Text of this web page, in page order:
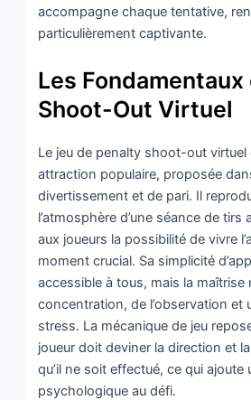
accompagne chaque tentative,
particulièrement captivante.
Les
Shoot-Out Virtuel
Le jeu de penalty shoot-out virtuel
attraction populaire, proposée
divertissement et de pari. Il
l’atmosphère d’une séance de
aux joueurs la possibilité de vivre
moment crucial. Sa simplicité
accessible à tous, mais la maîtrise
concentration, de l’observation et
stress. La mécanique de jeu
joueur doit deviner la direction et
qu’il ne soit effectué, ce qui ajoute
psychologique au défi.